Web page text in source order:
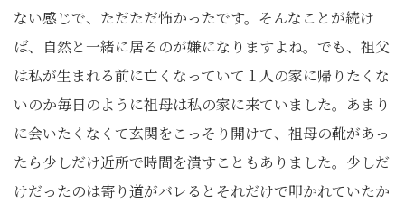
ない感じで、ただただ怖かったです。そんなことが続け
ば、自然と一緒に居るのが嫌になりますよね。でも、祖父
は私が生まれる前に亡くなっていて１人の家に帰りたくな
いのか毎日のように祖母は私の家に来ていました。あまり
に会いたくなくて玄関をこっそり開けて、祖母の靴があっ
たら少しだけ近所で時間を潰すこともありました。少しだ
けだったのは寄り道がバレるとそれだけで叩かれていたか